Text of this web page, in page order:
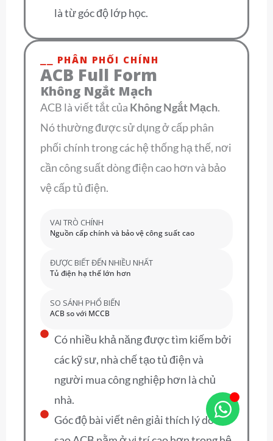
là từ góc độ lớp học.
⎯⎯ PHÂN PHỐI CHÍNH
ACB Full Form
Không Ngắt Mạch
ACB là viết tắt của Không Ngắt Mạch.
Nó thường được sử dụng ở cấp phân
phối chính trong các hệ thống hạ thế, nơi
cần công suất dòng điện cao hơn và bảo
vệ cấp tủ điện.
VAI TRÒ CHÍNH
Nguồn cấp chính và bảo vệ công suất cao
ĐƯỢC BIẾT ĐẾN NHIỀU NHẤT
Tủ điện hạ thế lớn hơn
SO SÁNH PHỔ BIẾN
ACB so với MCCB
Có nhiều khả năng được tìm kiếm bởi
các kỹ sư, nhà chế tạo tủ điện và
người mua công nghiệp hơn là chủ
nhà.
Góc độ bài viết nên giải thích lý do tại